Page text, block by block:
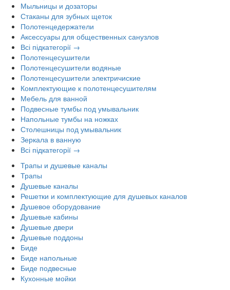
Мыльницы и дозаторы
Стаканы для зубных щеток
Полотенцедержатели
Аксессуары для общественных санузлов
Всі підкатегорії →
Полотенцесушители
Полотенцесушители водяные
Полотенцесушители электричиские
Комплектующие к полотенцесушителям
Мебель для ванной
Подвесные тумбы под умывальник
Напольные тумбы на ножках
Столешницы под умывальник
Зеркала в ванную
Всі підкатегорії →
Трапы и душевые каналы
Трапы
Душевые каналы
Решетки и комплектующие для душевых каналов
Душевое оборудование
Душевые кабины
Душевые двери
Душевые поддоны
Биде
Биде напольные
Биде подвесные
Кухонные мойки